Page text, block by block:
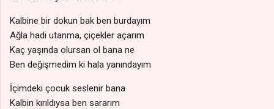
Kalbine bir dokun bak ben burdayım
Ağla hadi utanma, çiçekler açarım
Kaç yaşında olursan ol bana ne
Ben değişmedim ki hala yanındayım
İçimdeki çocuk seslenir bana
Kalbin kırıldıysa ben sararım